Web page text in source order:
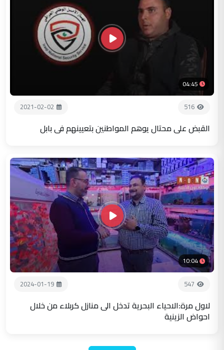
04:45
516
2021-02-02
القبض على محتال يوهم المواطنين بتعيينهم في بابل
10:04
547
2024-01-19
لاول مرة:الاحياء البحرية تدخل الى منازل كربلاء من خلال
احواض الزينية